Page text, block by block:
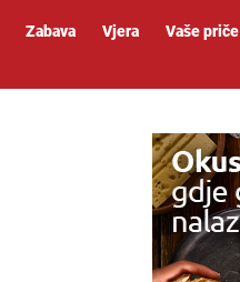
Zabava Vjera Vaše priče